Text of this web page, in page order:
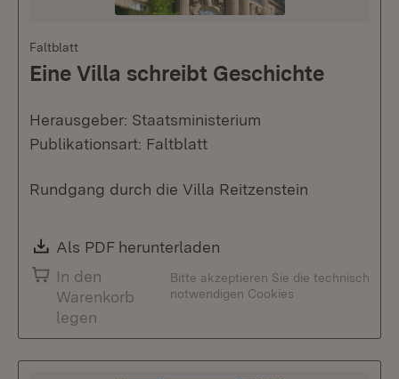
Faltblatt
Eine Villa schreibt Geschichte
Herausgeber: Staatsministerium
Publikationsart: Faltblatt
Rundgang durch die Villa Reitzenstein
Download:
Als PDF herunterladen
In den
Warenkorb
legen
Bitte akzeptieren Sie die technisch
notwendigen Cookies